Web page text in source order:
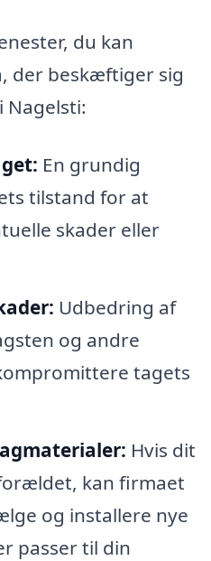
du kan
der beskæftiger sig
Nagelsti:
En grundig
tilstand for at
skader eller
Udbedring af
og andre
tagets
Hvis dit
kan firmaet
og installere nye
passer til din